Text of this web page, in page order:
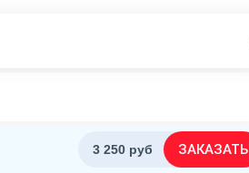
3 250 руб ЗАКАЗАТЬ